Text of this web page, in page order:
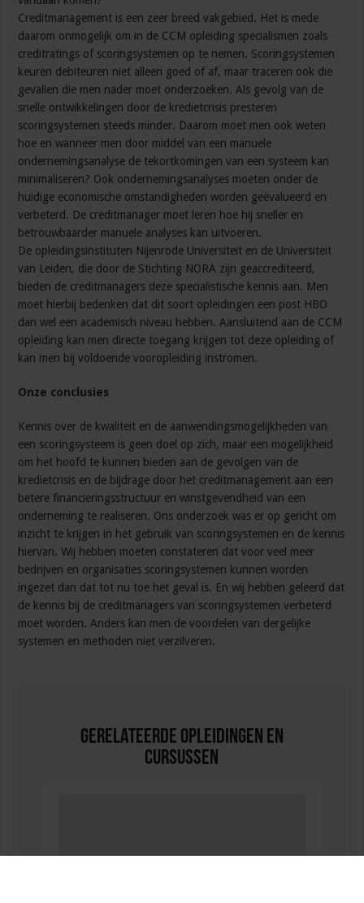
Creditmanagement is een zeer breed vakgebied. Het is mede
daarom onmogelijk om in de CCM opleiding specialismen zoals
creditratings of scoringsystemen op te nemen. Scoringsystemen
keuren debiteuren niet alleen goed of af, maar traceren ook die
gevallen die men nader moet onderzoeken. Als gevolg van de
snelle ontwikkelingen door de kredietcrisis presteren
scoringsystemen steeds minder. Daarom moet men ook weten
hoe en wanneer men door middel van een manuele
ondernemingsanalyse de tekortkomingen van een systeem kan
minimaliseren? Ook ondernemingsanalyses moeten onder de
huidige economische omstandigheden worden geëvalueerd en
verbeterd. De creditmanager moet leren hoe hij sneller en
betrouwbaarder manuele analyses kan uitvoeren.
De opleidingsinstituten Nijenrode Universiteit en de Universiteit
van Leiden, die door de Stichting NORA zijn geaccrediteerd,
bieden de creditmanagers deze specialistische kennis aan. Men
moet hierbij bedenken dat dit soort opleidingen een post HBO
dan wel een academisch niveau hebben. Aansluitend aan de CCM
opleiding kan men directe toegang krijgen tot deze opleiding of
kan men bij voldoende vooropleiding instromen.
Onze conclusies
Kennis over de kwaliteit en de aanwendingsmogelijkheden van
een scoringsysteem is geen doel op zich, maar een mogelijkheid
om het hoofd te kunnen bieden aan de gevolgen van de
kredietcrisis en de bijdrage door het creditmanagement aan een
betere financieringsstructuur en winstgevendheid van een
onderneming te realiseren. Ons onderzoek was er op gericht om
inzicht te krijgen in het gebruik van scoringsystemen en de kennis
hiervan. Wij hebben moeten constateren dat voor veel meer
bedrijven en organisaties scoringsystemen kunnen worden
ingezet dan dat tot nu toe het geval is. En wij hebben geleerd dat
de kennis bij de creditmanagers van scoringsystemen verbeterd
moet worden. Anders kan men de voordelen van dergelijke
systemen en methoden niet verzilveren.
Gerelateerde Opleidingen en
Cursussen